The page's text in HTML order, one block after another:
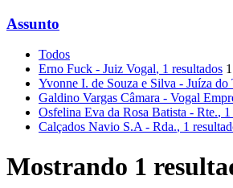
Assunto
Todos
Erno Fuck - Juiz Vogal, 1 resultados 1
Yvonne I. de Souza e Silva - Juíza do
Galdino Vargas Câmara - Vogal
Osfelina Eva da Rosa Batista - Rte., 1
Calçados Navio S.A - Rda., 1
Mostrando 1